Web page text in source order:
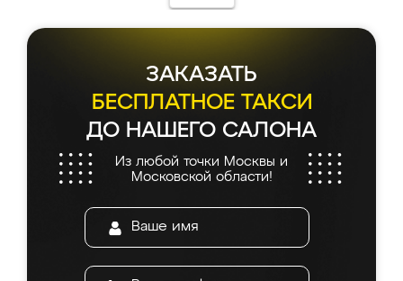
ЗАКАЗАТЬ
БЕСПЛАТНОЕ ТАКСИ
ДО НАШЕГО САЛОНА
Из любой точки Москвы и
Московской области!